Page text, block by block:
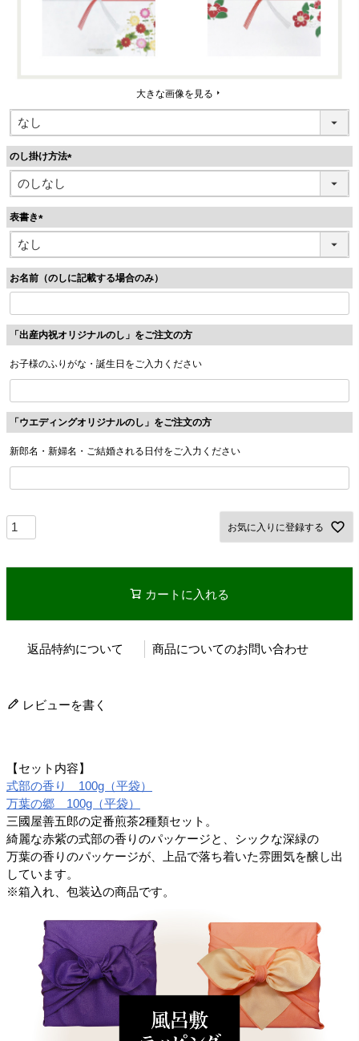
大きな画像を見る
のし掛け方法
(
表書き
(
必
お名前（のしに記載する場合のみ）
「出産内祝オリジナルのし」をご注文の方
お子様のふりがな・誕生日をご入力ください
「ウエディングオリジナルのし」をご注文の方
新郎名・新婦名・ご結婚される日付をご入力ください
お気に入りに登録する
カートに入れる
返品特約について 商品についてのお問い合わせ
レビューを書く
【セット内容】
式部の香り 100g（平袋）
万葉の郷 100g（平袋）
三國屋善五郎の定番煎茶2種類セット。
綺麗な赤紫の式部の香りのパッケージと、シックな深緑の
万葉の香りのパッケージが、上品で落ち着いた雰囲気を醸し出
しています。
※箱入れ、包装込の商品です。